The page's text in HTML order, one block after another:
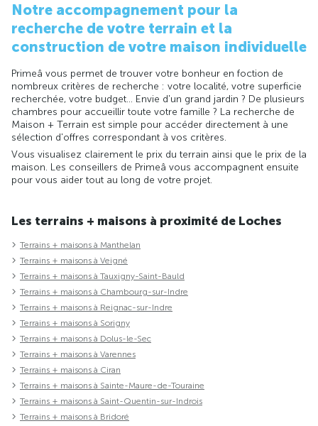
Notre accompagnement pour la
recherche de votre terrain et la
construction de votre maison individuelle
Primeâ vous permet de trouver votre bonheur en foction de
nombreux critères de recherche : votre localité, votre superficie
recherchée, votre budget... Envie d'un grand jardin ? De plusieurs
chambres pour accueillir toute votre famille ? La recherche de
Maison + Terrain est simple pour accéder directement à une
sélection d'offres correspondant à vos critères.
Vous visualisez clairement le prix du terrain ainsi que le prix de la
maison. Les conseillers de Primeâ vous accompagnent ensuite
pour vous aider tout au long de votre projet.
Les terrains + maisons à proximité de Loches
Terrains + maisons à Manthelan
Terrains + maisons à Veigné
Terrains + maisons à Tauxigny-Saint-Bauld
Terrains + maisons à Chambourg-sur-Indre
Terrains + maisons à Reignac-sur-Indre
Terrains + maisons à Sorigny
Terrains + maisons à Dolus-le-Sec
Terrains + maisons à Varennes
Terrains + maisons à Ciran
Terrains + maisons à Sainte-Maure-de-Touraine
Terrains + maisons à Saint-Quentin-sur-Indrois
Terrains + maisons à Bridoré